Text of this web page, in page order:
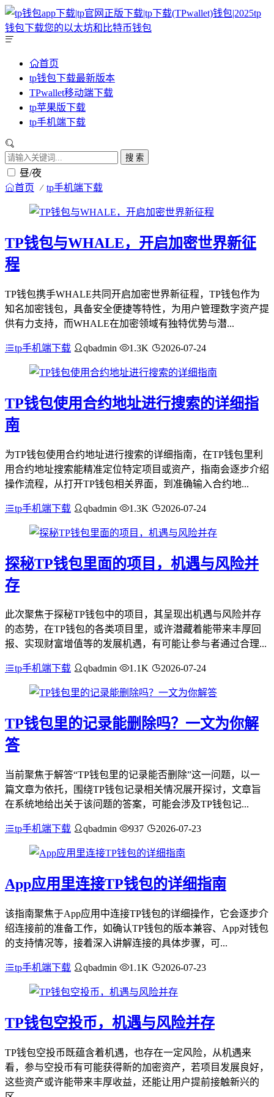
首页
tp钱包下载最新版本
TPwallet移动端下载
tp苹果版下载
tp手机端下载
搜 索
昼/夜
首页 tp手机端下载
TP钱包与WHALE，开启加密世界新征
程
TP钱包携手WHALE共同开启加密世界新征程，TP钱包作为
知名加密钱包，具备安全便捷等特性，为用户管理数字资产提
供有力支持，而WHALE在加密领域有独特优势与潜...
tp手机端下载 qbadmin 1.3K 2026-07-24
TP钱包使用合约地址进行搜索的详细指
南
为TP钱包使用合约地址进行搜索的详细指南，在TP钱包里利
用合约地址搜索能精准定位特定项目或资产，指南会逐步介绍
操作流程，从打开TP钱包相关界面，到准确输入合约地...
tp手机端下载 qbadmin 1.3K 2026-07-24
探秘TP钱包里面的项目，机遇与风险并
存
此次聚焦于探秘TP钱包中的项目，其呈现出机遇与风险并存
的态势，在TP钱包的各类项目里，或许潜藏着能带来丰厚回
报、实现财富增值等的发展机遇，有可能让参与者通过合理...
tp手机端下载 qbadmin 1.1K 2026-07-24
TP钱包里的记录能删除吗？一文为你解
答
当前聚焦于解答“TP钱包里的记录能否删除”这一问题，以一
篇文章为依托，围绕TP钱包记录相关情况展开探讨，文章旨
在系统地给出关于该问题的答案，可能会涉及TP钱包记...
tp手机端下载 qbadmin 937 2026-07-23
App应用里连接TP钱包的详细指南
该指南聚焦于App应用中连接TP钱包的详细操作，它会逐步介
绍连接前的准备工作，如确认TP钱包的版本兼容、App对钱包
的支持情况等，接着深入讲解连接的具体步骤，可...
tp手机端下载 qbadmin 1.1K 2026-07-23
TP钱包空投币，机遇与风险并存
TP钱包空投币既蕴含着机遇，也存在一定风险，从机遇来
看，参与空投币有可能获得新的加密资产，若项目发展良好，
这些资产或许能带来丰厚收益，还能让用户提前接触新兴的